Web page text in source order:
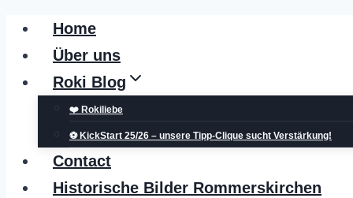
Zum
Inhalt
springen
Home
Über uns
Roki Blog
❤️ Rokiliebe
⚽ KickStart 25/26 – unsere Tipp-Clique sucht Verstärkung!
Contact
Historische Bilder Rommerskirchen